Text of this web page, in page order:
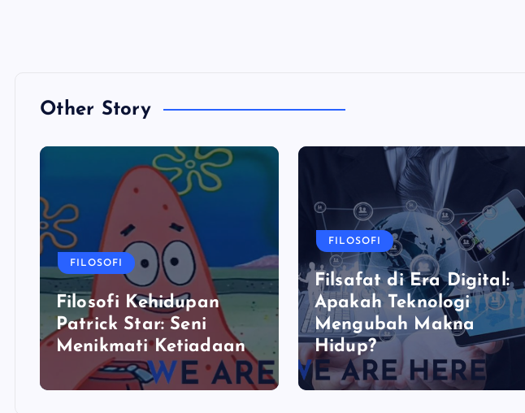
Other Story
FILOSOFI
Filosofi Kehidupan
Patrick Star: Seni
Menikmati Ketiadaan
FILOSOFI
Filsafat di Era Digital:
Apakah Teknologi
Mengubah Makna
Hidup?